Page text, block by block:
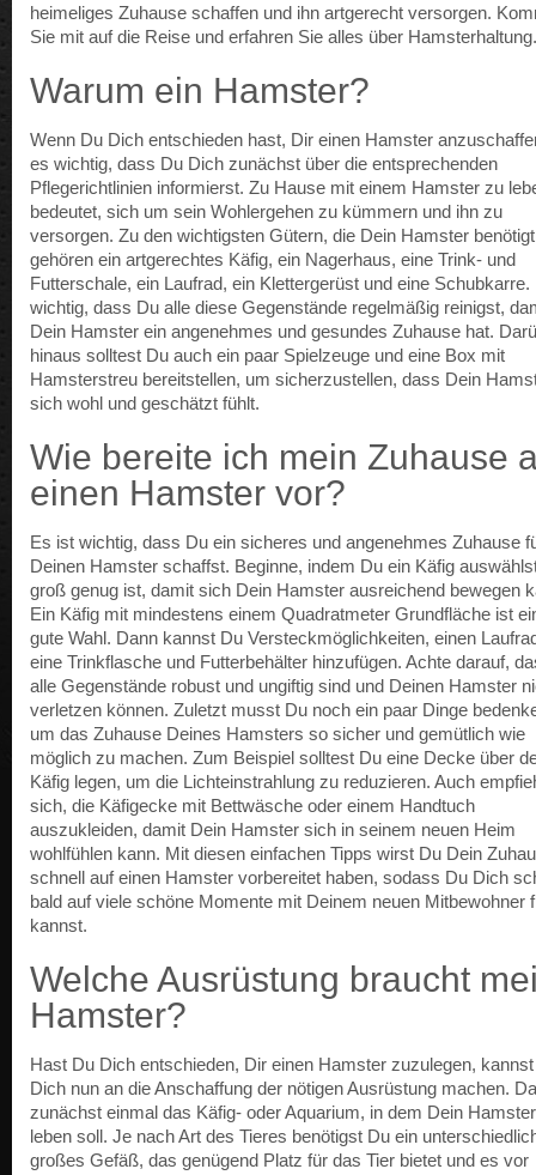
heimeliges Zuhause schaffen und ihn artgerecht versorgen.
Sie mit auf die Reise und erfahren Sie alles über Hamsterhaltung.
Warum ein Hamster?
Wenn Du Dich entschieden hast, Dir einen Hamster
es wichtig, dass Du Dich zunächst über die entsprechenden
Pflegerichtlinien informierst. Zu Hause mit einem Hamster zu
bedeutet, sich um sein Wohlergehen zu kümmern und ihn zu
versorgen. Zu den wichtigsten Gütern, die Dein Hamster
gehören ein artgerechtes Käfig, ein Nagerhaus, eine Trink- und
Futterschale, ein Laufrad, ein Klettergerüst und eine Schubkarre.
wichtig, dass Du alle diese Gegenstände regelmäßig reinigst,
Dein Hamster ein angenehmes und gesundes Zuhause hat.
hinaus solltest Du auch ein paar Spielzeuge und eine Box mit
Hamsterstreu bereitstellen, um sicherzustellen, dass Dein
sich wohl und geschätzt fühlt.
Wie bereite ich mein Zuhause
einen Hamster vor?
Es ist wichtig, dass Du ein sicheres und angenehmes Zuhause
Deinen Hamster schaffst. Beginne, indem Du ein Käfig
groß genug ist, damit sich Dein Hamster ausreichend bewegen
Ein Käfig mit mindestens einem Quadratmeter Grundfläche ist
gute Wahl. Dann kannst Du Versteckmöglichkeiten, einen
eine Trinkflasche und Futterbehälter hinzufügen. Achte darauf,
alle Gegenstände robust und ungiftig sind und Deinen Hamster
verletzen können. Zuletzt musst Du noch ein paar Dinge
um das Zuhause Deines Hamsters so sicher und gemütlich wie
möglich zu machen. Zum Beispiel solltest Du eine Decke über
Käfig legen, um die Lichteinstrahlung zu reduzieren. Auch
sich, die Käfigecke mit Bettwäsche oder einem Handtuch
auszukleiden, damit Dein Hamster sich in seinem neuen Heim
wohlfühlen kann. Mit diesen einfachen Tipps wirst Du Dein
schnell auf einen Hamster vorbereitet haben, sodass Du Dich
bald auf viele schöne Momente mit Deinem neuen Mitbewohner
kannst.
Welche Ausrüstung braucht
Hamster?
Hast Du Dich entschieden, Dir einen Hamster zuzulegen,
Dich nun an die Anschaffung der nötigen Ausrüstung machen.
zunächst einmal das Käfig- oder Aquarium, in dem Dein Hamster
leben soll. Je nach Art des Tieres benötigst Du ein
großes Gefäß, das genügend Platz für das Tier bietet und es vor